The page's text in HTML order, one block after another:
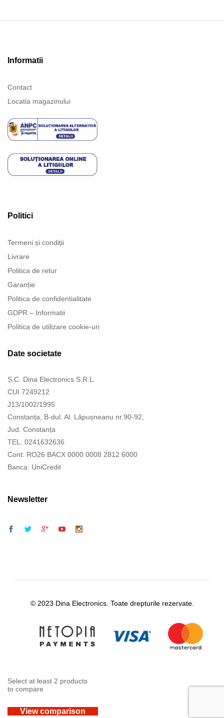
Informatii
Contact
Locatia magazinului
Politici
Termeni și condiții
Livrare
Politica de retur
Garanție
Politica de confidentialitate
GDPR – Informatii
Politica de utilizare cookie-uri
Date societate
S.C. Dina Electronics S.R.L.
CUI 7249212
J13/1002/1995
Constanța, B-dul. Al. Lăpușneanu nr.90-92,
Jud. Constanța
TEL. 0241632636
Cont: RO26 BACX 0000 0008 2812 6000
Banca: UniCredit
Newsletter
© 2023 Dina Electronics. Toate drepturile rezervate.
Select at least 2 products
to compare
View comparison